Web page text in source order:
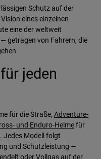
Schutz auf der
eines einzelnen
eine der weltweit
getragen von Fahrern, die
jeden
für die Straße, Adventure-
und Enduro-Helmefür
Jedes Modell folgt
und Schutzleistung —
oder Vollgas auf der